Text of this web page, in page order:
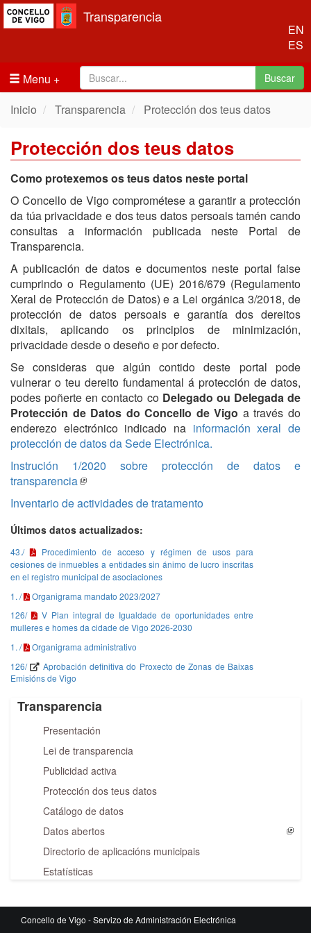
EN
ES
Transparencia
Menu Buscar
Inicio Transparencia Protección dos teus datos
Protección dos teus datos
Como protexemos os teus datos neste portal
O Concello de Vigo comprométese a garantir a protección
da túa privacidade e dos teus datos persoais tamén cando
consultas a información publicada neste Portal de
Transparencia.
A publicación de datos e documentos neste portal faise
cumprindo o Regulamento (UE) 2016/679 (Regulamento
Xeral de Protección de Datos) e a Lei orgánica 3/2018, de
protección de datos persoais e garantía dos dereitos
dixitais, aplicando os principios de minimización,
privacidade desde o deseño e por defecto.
Se consideras que algún contido deste portal pode
vulnerar o teu dereito fundamental á protección de datos,
podes poñerte en contacto co Delegado ou Delegada de
Protección de Datos do Concello de Vigo a través do
enderezo electrónico indicado na información xeral de
protección de datos da Sede Electrónica.
Instrución 1/2020 sobre protección de datos e
transparencia
Inventario de actividades de tratamento
Últimos datos actualizados:
43./
Procedimiento de acceso y régimen de usos para
cesiones de inmuebles a entidades sin ánimo de lucro inscritas
en el registro municipal de asociaciones
1. /
Organigrama mandato 2023/2027
126/
V Plan integral de Igualdade de oportunidades entre
mulleres e homes da cidade de Vigo 2026-2030
1. /
Organigrama administrativo
126/
Aprobación definitiva do Proxecto de Zonas de Baixas
Emisións de Vigo
Transparencia
Presentación
Lei de transparencia
Publicidad activa
Protección dos teus datos
Catálogo de datos
Datos abertos
Directorio de aplicacións municipais
Estatísticas
Concello de Vigo - Servizo de Administración Electrónica